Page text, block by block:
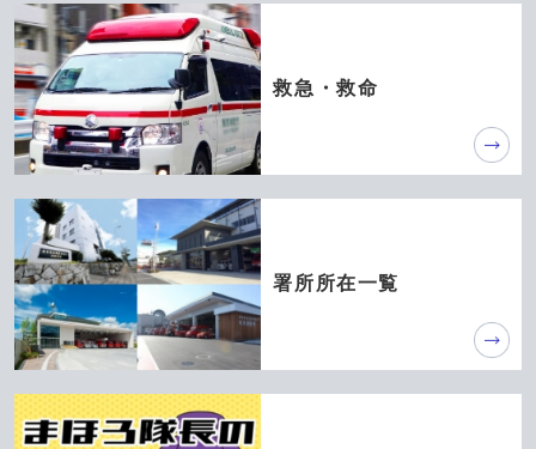
救急・救命
署所所在一覧